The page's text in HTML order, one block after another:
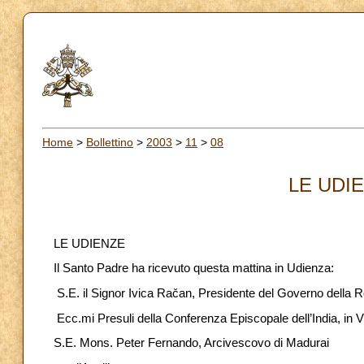
Home > Bollettino > 2003 > 11 > 08
LE
LE UDIENZE
Il Santo Padre ha ricevuto questa mattina in Udienza:
S.E. il Signor Ivica Račan, Presidente del Governo della
Ecc.mi Presuli della Conferenza Episcopale dell’India, in
S.E. Mons. Peter Fernando, Arcivescovo di Madurai